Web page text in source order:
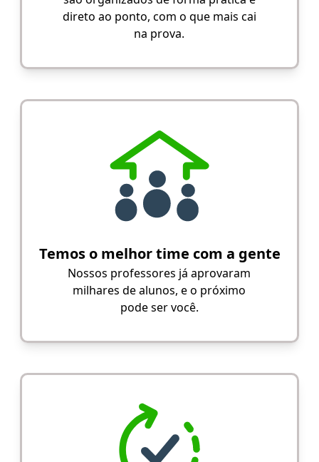
direto ao ponto, com o que mais cai
na prova.
Temos o melhor time com a gente
Nossos professores já aprovaram
milhares de alunos, e o próximo
pode ser você.